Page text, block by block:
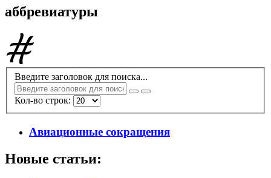
аббревиатуры
Введите заголовок для поиска...
Кол-во строк:
Авиационные сокращения
Новые статьи: